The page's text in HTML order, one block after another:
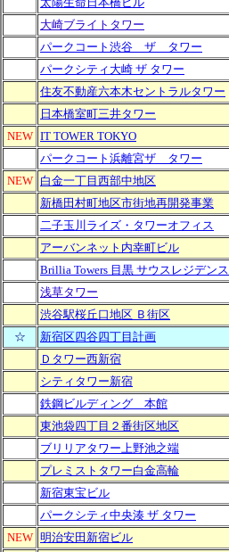
大崎ブライトタワー
パークコート渋谷 ザ タワー
パークシティ大崎 ザ タワー
住友不動産六本木セントラルタワー
日本橋室町三井タワー
NEW IT TOWER TOKYO
パークコート浜離宮ザ タワー
NEW
白金一丁目西部中地区
新橋田村町地区市街地再開発事業
二子玉川ライズ・タワーオフィス
アーバンネット内幸町ビル
Brillia Towers 目黒 サウスレジデンス
浅草タワー
渋谷駅桜丘口地区 Ｂ街区
☆
新宿区四谷四丁目計画
Ｄタワー西新宿
シティタワー新宿
鉄鋼ビルディング 本館
東池袋四丁目２番街区地区
ブリリアタワー上野池之端
プレミストタワー白金高輪
新宿東宝ビル
パークシティ中央湊 ザ タワー
NEW 明治安田新宿ビル